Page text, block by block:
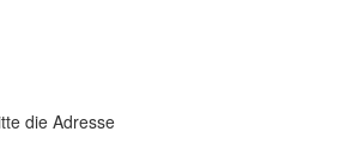
die Adresse